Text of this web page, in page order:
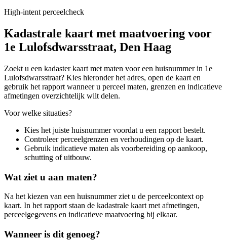
High-intent perceelcheck
Kadastrale kaart met maatvoering voor
1e Lulofsdwarsstraat, Den Haag
Zoekt u een kadaster kaart met maten voor een huisnummer in 1e
Lulofsdwarsstraat? Kies hieronder het adres, open de kaart en
gebruik het rapport wanneer u perceel maten, grenzen en indicatieve
afmetingen overzichtelijk wilt delen.
Voor welke situaties?
Kies het juiste huisnummer voordat u een rapport bestelt.
Controleer perceelgrenzen en verhoudingen op de kaart.
Gebruik indicatieve maten als voorbereiding op aankoop,
schutting of uitbouw.
Wat ziet u aan maten?
Na het kiezen van een huisnummer ziet u de perceelcontext op
kaart. In het rapport staan de kadastrale kaart met afmetingen,
perceelgegevens en indicatieve maatvoering bij elkaar.
Wanneer is dit genoeg?